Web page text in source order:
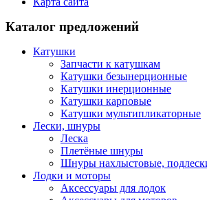
Каталог предложений
Катушки
Запчасти к катушкам
Катушки безынерционные
Катушки инерционные
Катушки карповые
Катушки мультипликаторные
Лески, шнуры
Леска
Плетёные шнуры
Шнуры нахлыстовые,
Лодки и моторы
Аксессуары для лодок